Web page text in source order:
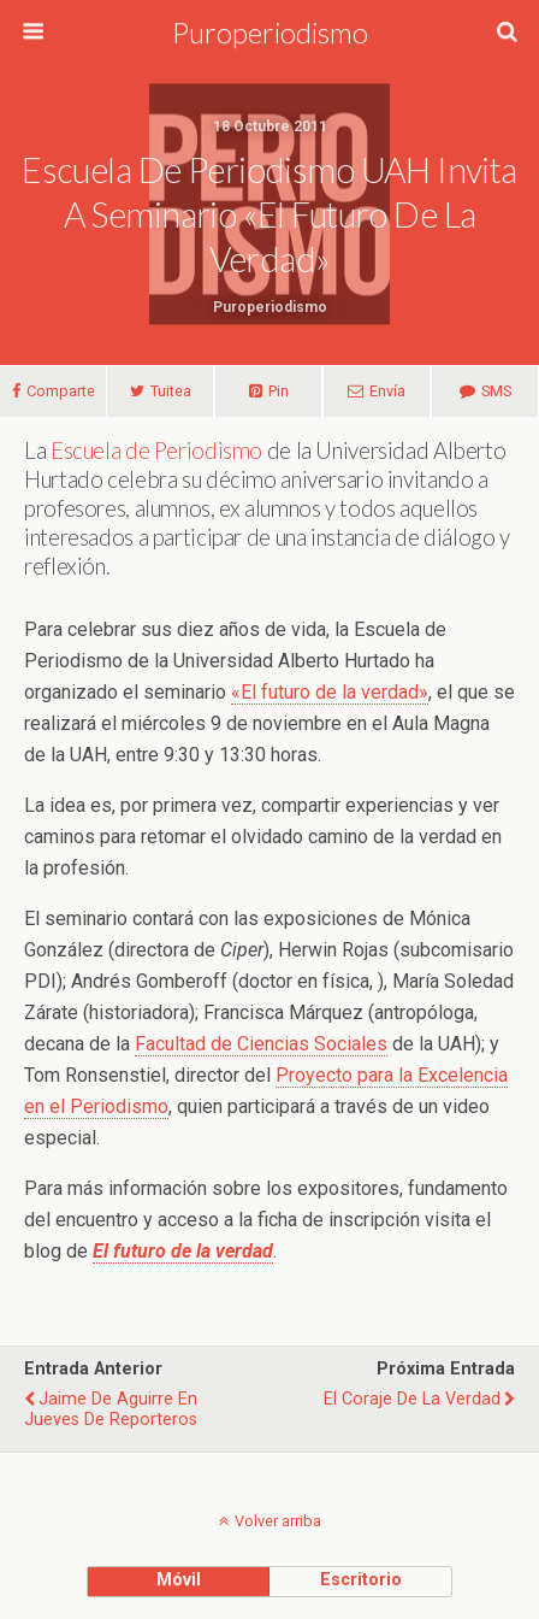
Puroperiodismo
18 Octubre 2011
Escuela De Periodismo UAH Invita
A Seminario «El Futuro De La
Verdad»
Puroperiodismo
Comparte Tuitea Pin Envía SMS
La Escuela de Periodismo de la Universidad Alberto
Hurtado celebra su décimo aniversario invitando a
profesores, alumnos, ex alumnos y todos aquellos
interesados a participar de una instancia de diálogo y
reflexión.
Para celebrar sus diez años de vida, la Escuela de
Periodismo de la Universidad Alberto Hurtado ha
organizado el seminario «El futuro de la verdad», el que se
realizará el miércoles 9 de noviembre en el Aula Magna
de la UAH, entre 9:30 y 13:30 horas.
La idea es, por primera vez, compartir experiencias y ver
caminos para retomar el olvidado camino de la verdad en
la profesión.
El seminario contará con las exposiciones de Mónica
González (directora de Ciper), Herwin Rojas (subcomisario
PDI); Andrés Gomberoff (doctor en física, ), María Soledad
Zárate (historiadora); Francisca Márquez (antropóloga,
decana de la Facultad de Ciencias Sociales de la UAH); y
Tom Ronsenstiel, director del Proyecto para la Excelencia
en el Periodismo, quien participará a través de un video
especial.
Para más información sobre los expositores, fundamento
del encuentro y acceso a la ficha de inscripción visita el
blog de El futuro de la verdad.
Entrada Anterior
Jaime De Aguirre En
Jueves De Reporteros
Próxima Entrada
El Coraje De La Verdad
Volver arriba
Móvil Escritorio